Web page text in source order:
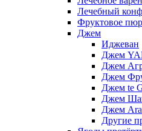
Лечебный
Фруктовое
Джем
Иджеван
Джем
Джем
Джем
Джем te
Джем
Джем
Другие